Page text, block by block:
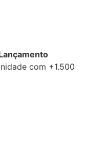
com +1.500